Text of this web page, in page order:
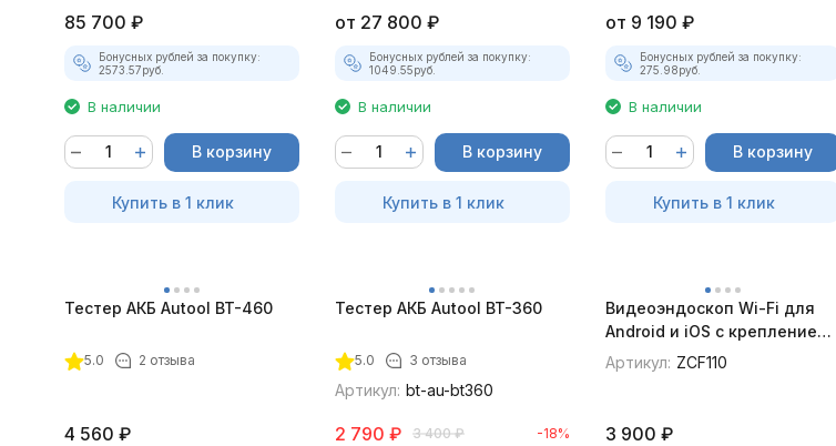
85 700 ₽
Бонусных рублей за покупку:
2573.57руб.
В наличии
В корзину
Купить в 1 клик
от 27 800 ₽
Бонусных рублей за покупку:
1049.55руб.
В наличии
В корзину
Купить в 1 клик
от 9 190 ₽
Бонусных рублей за покупку:
275.98руб.
В наличии
В корзину
Купить в 1 клик
Тестер АКБ Autool BT-460
5.0 2 отзыва
4 560 ₽
Тестер АКБ Autool BT-360
5.0 3 отзыва
Артикул: bt-au-bt360
2 790 ₽ 3 400 ₽ -18%
Видеоэндоскоп Wi-Fi для
Android и iOS с креплением
для смартфона
Артикул: ZCF110
3 900 ₽